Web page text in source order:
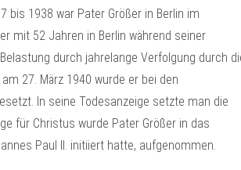
bis 1938 war Pater Größer in Berlin im
mit 52 Jahren in Berlin während seiner
durch jahrelange Verfolgung durch
27. März 1940 wurde er bei den
In seine Todesanzeige setzte man die
für Christus wurde Pater Größer in das
Paul II. initiiert hatte, aufgenommen.